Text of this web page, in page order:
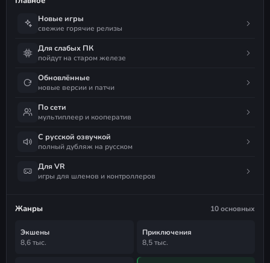
Новые игры
свежие горячие релизы
Для слабых ПК
пойдут на старом железе
Обновлённые
новые версии и патчи
По сети
мультиплеер и кооператив
С русской озвучкой
полный дубляж на русском
Для VR
игры для шлемов и контроллеров
Жанры 10 основных
Экшены
8,6 тыс.
Приключения
8,5 тыс.